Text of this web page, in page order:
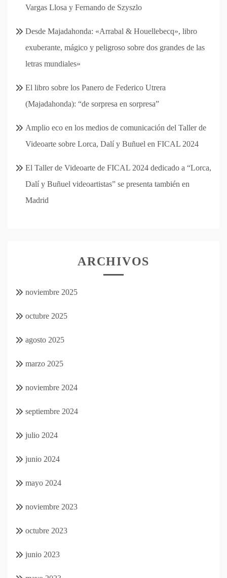
Vargas Llosa y Fernando de Szyszlo
Desde Majadahonda: «Arrabal & Houellebecq», libro
exuberante, mágico y peligroso sobre dos grandes de las
letras mundiales»
El libro sobre los Panero de Federico Utrera
(Majadahonda): “de sorpresa en sorpresa”
Amplio eco en los medios de comunicación del Taller de
Videoarte sobre Lorca, Dalí y Buñuel en FICAL 2024
El Taller de Videoarte de FICAL 2024 dedicado a “Lorca,
Dalí y Buñuel videoartistas” se presenta también en
Madrid
ARCHIVOS
noviembre 2025
octubre 2025
agosto 2025
marzo 2025
noviembre 2024
septiembre 2024
julio 2024
junio 2024
mayo 2024
noviembre 2023
octubre 2023
junio 2023